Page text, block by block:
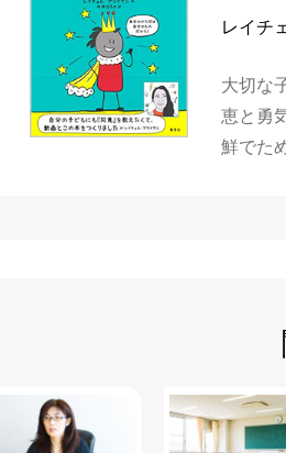
レイチ
大切な
恵と勇
鮮でた